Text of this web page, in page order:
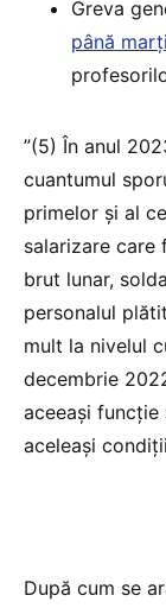
Greva
până
”(5) În anul
cuantumul
primelor și al
salarizare
brut lunar,
personalul
mult la nivelul
decembrie
aceeași
aceleași
După cum se